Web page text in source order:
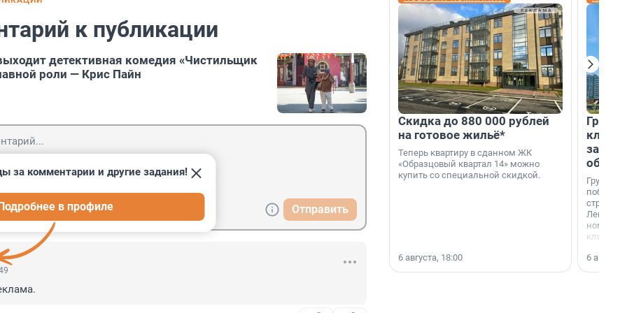
к публикации
детективная комедия «Чистильщик
роли — Крис Пайн
Отправить
за комментарии и другие задания!
в профиле
Скидка до 880 000 рублей
на готовое жильё*
Теперь квартиру в сданном ЖК
«Образцовый квартал 14» можно
купить со специальной скидкой.
6 августа, 18:00
Группа
области».
6